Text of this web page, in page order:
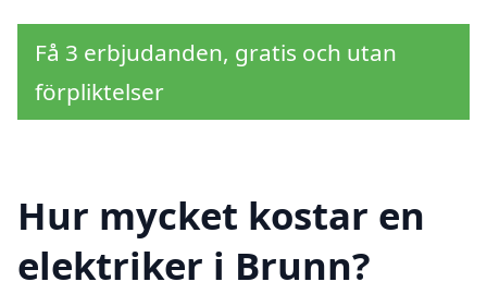
Få 3 erbjudanden, gratis och utan
förpliktelser
Hur mycket kostar en
elektriker i Brunn?